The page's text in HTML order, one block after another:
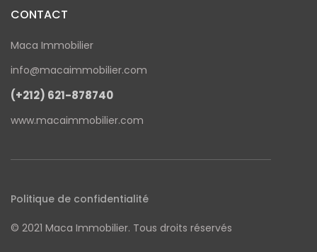
CONTACT
Maca Immobilier
info@macaimmobilier.com
(+212) 621-878740
www.macaimmobilier.com
Politique de confidentialité
© 2021 Maca Immobilier. Tous droits réservés